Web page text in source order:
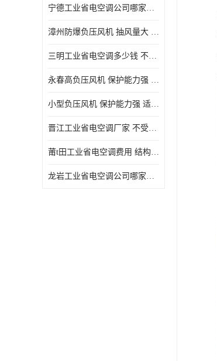
宁德工业省电空调公司哪家好 适度较高 结构紧凑 美观
漳州防爆负压风机 抽风量大 通风降温效果好
三明工业省电空调多少钱 不受管长限制 保持空气湿润
永春高负压风机 保护能力强 体积大 风道大
小型负压风机 保护能力强 适用面积广
晋江工业省电空调厂家 不受管长限制 节省占用空间
莆t田工业省电空调费用 结构紧凑 美观 能耗低 噪音小
龙岩工业省电空调公司哪家好 适应性强 维护简单